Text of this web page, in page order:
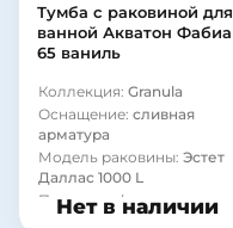
Тумба с раковиной для
ванной Акватон Фабиа
65 ваниль
Коллекция: Granula
Оснащение: сливная
арматура
Модель раковины: Эстет
Даллас 1000 L
Покрытие фасада:
ламинат
Нет в наличии